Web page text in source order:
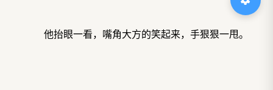
他抬眼一看，嘴角大方的笑起来，手狠狠一甩。